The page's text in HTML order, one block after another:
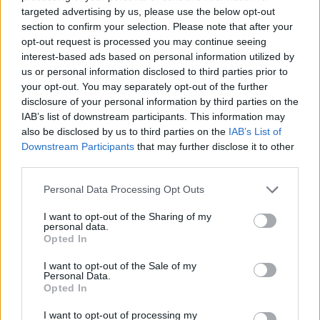
targeted advertising by us, please use the below opt-out
section to confirm your selection. Please note that after your
opt-out request is processed you may continue seeing
interest-based ads based on personal information utilized by
us or personal information disclosed to third parties prior to
your opt-out. You may separately opt-out of the further
disclosure of your personal information by third parties on the
IAB’s list of downstream participants. This information may
also be disclosed by us to third parties on the IAB’s List of
Downstream Participants that may further disclose it to other
Please note that this website/app uses one or more Google
not limited to your visit or usage behaviour. You may click to
grant or deny consent to Google and its third-party tags to
use your data for below specified purposes in below Google
consent section.
Personal Data Processing Opt Outs
I want to opt-out of the Sharing of my
personal data.
Opted In
I want to opt-out of the Sale of my
Personal Data.
Opted In
I want to opt-out of processing my
προσφέροντας ομπρέλες Θάσος – Σαλιάρα 5 και
ξαπλώστρες στους λουόμενους, δροσιστικά
cocktail και ελαφριά σνακ!